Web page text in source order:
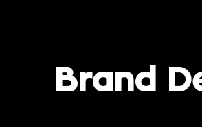
Brand